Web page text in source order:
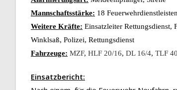
Mannschaftsstärke: 18
Weitere Kräfte: Einsatzleiter Rettungsdienst,
Winklsaß, Polizei, Rettungsdienst
Fahrzeuge: MZF, HLF 20/16, DL 16/4, TLF
Einsatzbericht: